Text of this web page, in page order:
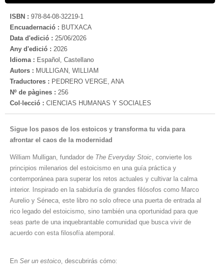
ISBN : 978-84-08-32219-1
Encuadernació : BUTXACA
Data d'edició : 25/06/2026
Any d'edició : 2026
Idioma : Español, Castellano
Autors : MULLIGAN, WILLIAM
Traductores : PEDRERO VERGE, ANA
Nº de pàgines : 256
Col·lecció : CIENCIAS HUMANAS Y SOCIALES
Sigue los pasos de los estoicos y transforma tu vida para
afrontar el caos de la modernidad
William Mulligan, fundador de The Everyday Stoic , convierte los
principios milenarios del estoicismo en una guía práctica y
contemporánea para superar los retos actuales y cultivar la calma
interior. Inspirado en la sabiduría de grandes filósofos como Marco
Aurelio y Séneca, este libro no solo ofrece una puerta de entrada al
rico legado del estoicismo, sino también una oportunidad para que
seas parte de una inquebrantable comunidad que busca vivir de
acuerdo con esta filosofía atemporal.
En Ser un estoico , descubrirás cómo: